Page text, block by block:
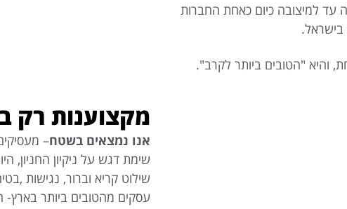
למיצובה כיום כאחת החברות
בישראל.
והיא "הטובים ביותר לקרב".
מקצוענות רק
אנו נמצאים בשטח–
שימת דגש על ניקיון החניון,
שילוט קריא וברור, נגישות
עסקים מהטובים ביותר בארץ-